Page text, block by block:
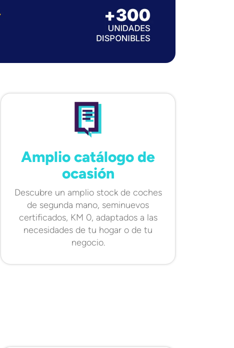
Amplio catálogo de
ocasión
Descubre un amplio stock de coches
de segunda mano, seminuevos
certificados, KM 0, adaptados a las
necesidades de tu hogar o de tu
negocio.